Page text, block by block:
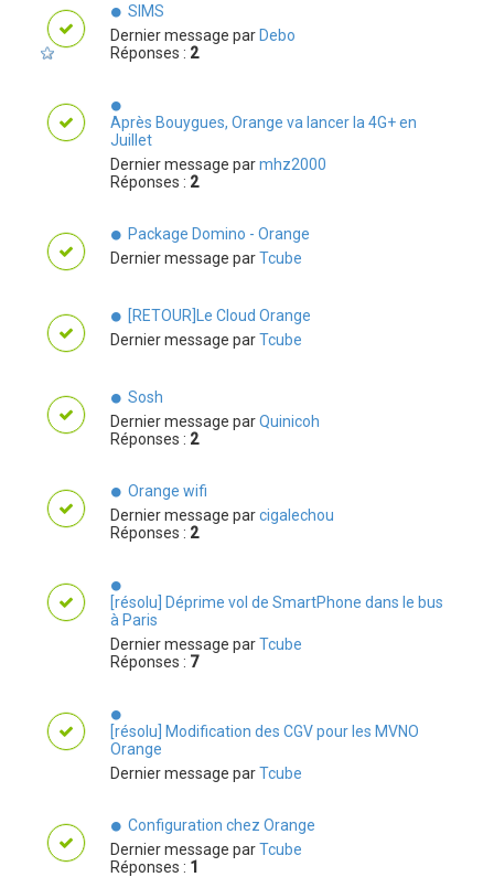
SIMS
Dernier message parDebo
Réponses : 2
Après Bouygues, Orange va lancer la 4G+ en
Juillet
Dernier message parmhz2000
Réponses : 2
Package Domino - Orange
Dernier message parTcube
[RETOUR]Le Cloud Orange
Dernier message parTcube
Sosh
Dernier message parQuinicoh
Réponses : 2
Orange wifi
Dernier message parcigalechou
Réponses : 2
[résolu] Déprime vol de SmartPhone dans le bus
à Paris
Dernier message parTcube
Réponses : 7
[résolu] Modification des CGV pour les MVNO
Orange
Dernier message parTcube
Configuration chez Orange
Dernier message parTcube
Réponses : 1